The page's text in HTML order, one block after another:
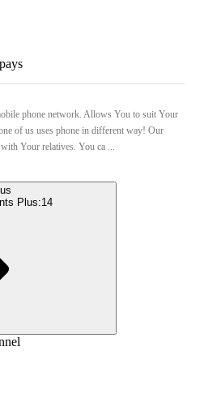
phone network. Allows You to suit Your
of us uses phone in different way! Our
Your relatives. You ca ...
Plus:14